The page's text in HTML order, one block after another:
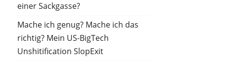
einer Sackgasse?
Mache ich genug? Mache ich das
richtig? Mein US-BigTech
Unshitification SlopExit